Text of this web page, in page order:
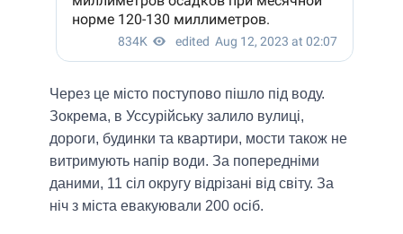
Через це місто поступово пішло під воду.
Зокрема, в Уссурійську залило вулиці,
дороги, будинки та квартири, мости також не
витримують напір води. За попередніми
даними, 11 сіл округу відрізані від світу. За
ніч з міста евакуювали 200 осіб.